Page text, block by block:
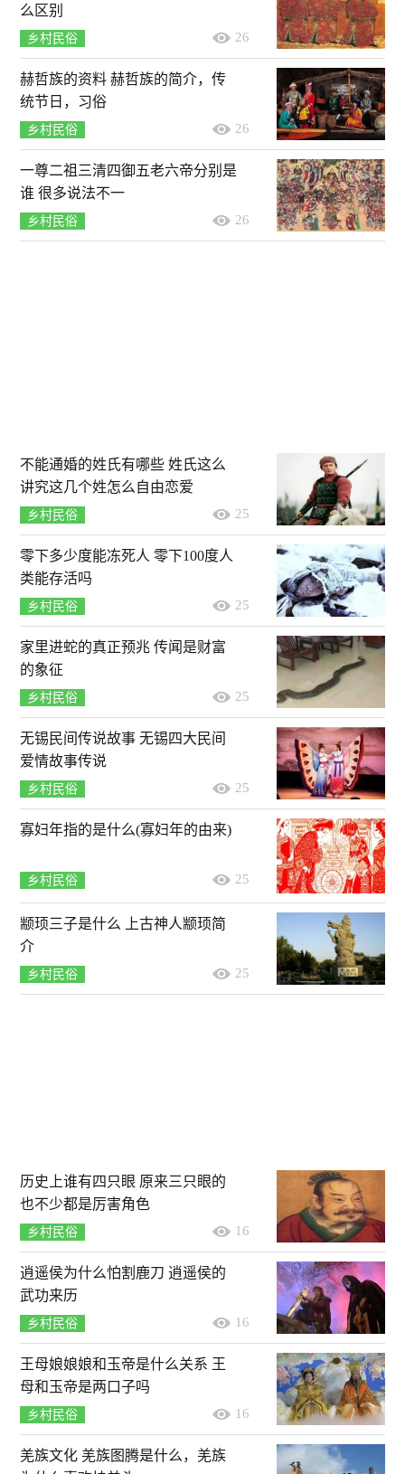
么区别
乡村民俗 26
赫哲族的资料 赫哲族的简介，传
统节日，习俗
乡村民俗 26
一尊二祖三清四御五老六帝分别是
谁 很多说法不一
乡村民俗 26
不能通婚的姓氏有哪些 姓氏这么
讲究这几个姓怎么自由恋爱
乡村民俗 25
零下多少度能冻死人 零下100度人
类能存活吗
乡村民俗 25
家里进蛇的真正预兆 传闻是财富
的象征
乡村民俗 25
无锡民间传说故事 无锡四大民间
爱情故事传说
乡村民俗 25
寡妇年指的是什么(寡妇年的由来)
乡村民俗 25
颛顼三子是什么 上古神人颛顼简
介
乡村民俗 25
历史上谁有四只眼 原来三只眼的
也不少都是厉害角色
乡村民俗 16
逍遥侯为什么怕割鹿刀 逍遥侯的
武功来历
乡村民俗 16
王母娘娘娘和玉帝是什么关系 王
母和玉帝是两口子吗
乡村民俗 16
羌族文化 羌族图腾是什么，羌族